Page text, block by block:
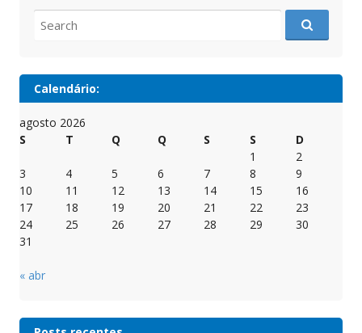
for:
Calendário:
agosto 2026
S
T Q Q S S
D
1
2
3
4 5 6 7 8
9
10
11 12 13 14 15
16
17
18 19 20 21 22
23
24
25 26 27 28 29
30
31
« abr